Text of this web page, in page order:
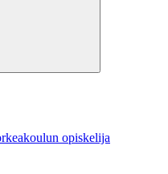
opiskelija